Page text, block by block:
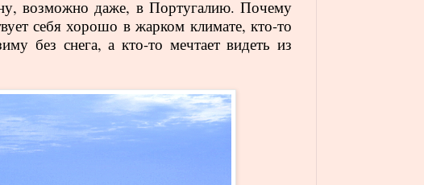
возможно даже, в Португалию. Почему
себя хорошо в жарком климате, кто-то
без снега, а кто-то мечтает видеть из